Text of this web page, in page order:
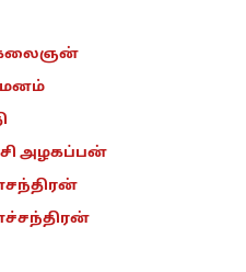
கலைஞன்
மனம்
அழகப்பன்